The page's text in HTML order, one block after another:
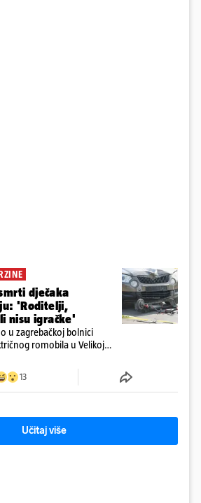
dječaka
'Roditelji,
nisu igračke'
u zagrebačkoj bolnici
romobila u Velikoj
13
Učitaj više